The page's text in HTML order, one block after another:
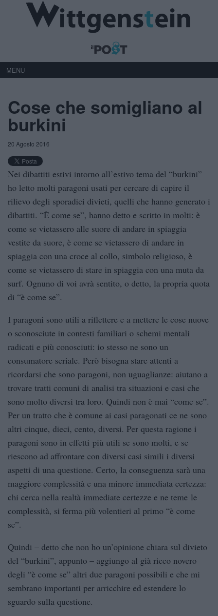
MENU
Cose che somigliano al
burkini
20 Agosto 2016
Nei dibattiti estivi intorno all’estivo tema del “burkini”
ho letto molti paragoni usati per cercare di capire il
rilievo degli sporadici divieti, quelli che hanno generato i
dibattiti. “È come se”, hanno detto e scritto in molti: è
come se vietassero alle suore di andare in spiaggia
vestite da suore, è come se vietassero di andare in
spiaggia con una croce al collo, simbolo religioso, è
come se vietassero di stare in spiaggia con una muta da
surf. Ognuno di voi avrà sentito, o detto, la propria quota
di “è come se”.
I paragoni sono utili a riflettere e a mettere le cose nuove
o sconosciute in contesti familiari o schemi mentali
radicati e più conosciuti: io stesso ne sono un
consumatore seriale. Però bisogna stare attenti a
ricordarsi che sono paragoni, non uguaglianze: aiutano a
trovare tratti comuni di analisi tra situazioni e casi che
sono molto diversi tra loro. Quindi non è mai “come se”.
Per un tratto che è comune ai casi paragonati ce ne sono
altri cinque, dieci, cento, diversi. Per questa ragione i
paragoni sono in effetti più utili se sono molti, e se
riescono ad affrontare con diversi casi simili i diversi
aspetti di una questione. Certo, la conseguenza sarà una
maggiore complessità e una minore immediata certezza:
chi cerca nella realtà immediate certezze e ne teme le
complessità, si ferma più volentieri al primo “è come
se”.
Quindi – detto che non ho un’opinione chiara sul divieto
del “burkini”, appunto – aggiungo al già ricco novero
degli “è come se” altri due paragoni possibili e che mi
sembrano importanti per arricchire ed estendere lo
sguardo sulla questione.